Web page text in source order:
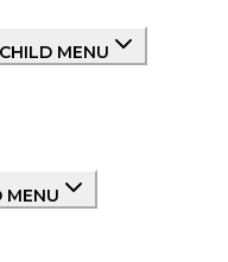
MENU
MENU